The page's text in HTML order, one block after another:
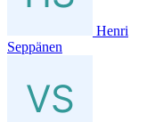
Henri
Seppänen